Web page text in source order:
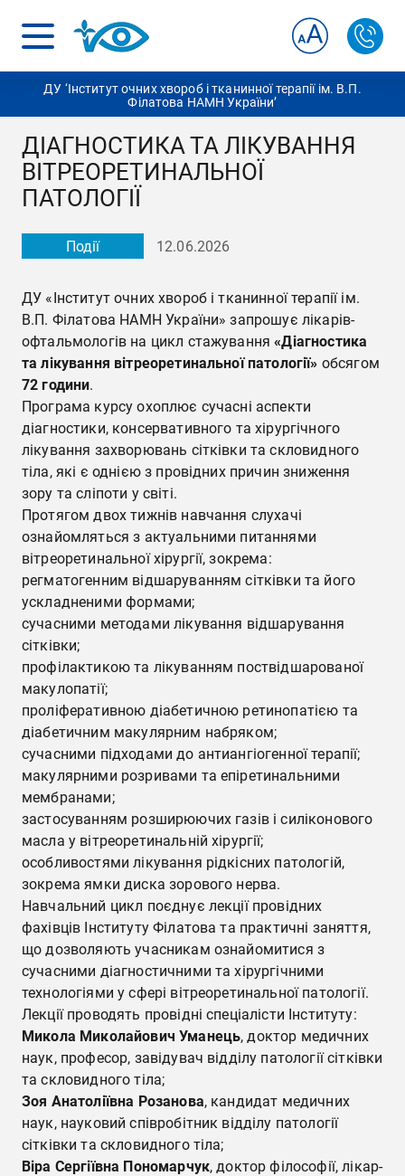
ДУ ‘Інститут очних хвороб і тканинної терапії ім. В.П.
Філатова НАМН України’
ДІАГНОСТИКА ТА ЛІКУВАННЯ
ВІТРЕОРЕТИНАЛЬНОЇ
ПАТОЛОГІЇ
Події 12.06.2026
ДУ «Інститут очних хвороб і тканинної терапії ім.
В.П. Філатова НАМН України» запрошує лікарів-
офтальмологів на цикл стажування«Діагностика
та лікування вітреоретинальної патології» обсягом
72 години.
Програма курсу охоплює сучасні аспекти
діагностики, консервативного та хірургічного
лікування захворювань сітківки та скловидного
тіла, які є однією з провідних причин зниження
зору та сліпоти у світі.
Протягом двох тижнів навчання слухачі
ознайомляться з актуальними питаннями
вітреоретинальної хірургії, зокрема:
регматогенним відшаруванням сітківки та його
ускладненими формами;
сучасними методами лікування відшарування
сітківки;
профілактикою та лікуванням поствідшарованої
макулопатії;
проліферативною діабетичною ретинопатією та
діабетичним макулярним набряком;
сучасними підходами до антиангіогенної терапії;
макулярними розривами та епіретинальними
мембранами;
застосуванням розширюючих газів і силіконового
масла у вітреоретинальній хірургії;
особливостями лікування рідкісних патологій,
зокрема ямки диска зорового нерва.
Навчальний цикл поєднує лекції провідних
фахівців Інституту Філатова та практичні заняття,
що дозволяють учасникам ознайомитися з
сучасними діагностичними та хірургічними
технологіями у сфері вітреоретинальної патології.
Лекції проводять провідні спеціалісти Інституту:
Микола Миколайович Уманець, доктор медичних
наук, професор, завідувач відділу патології сітківки
та скловидного тіла;
Зоя Анатоліївна Розанова, кандидат медичних
наук, науковий співробітник відділу патології
сітківки та скловидного тіла;
Віра Сергіївна Пономарчук, доктор філософії, лікар-